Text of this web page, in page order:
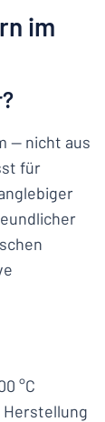
im
— nicht aus
für
°C
Herstellung